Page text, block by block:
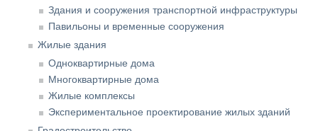
Здания и сооружения транспортной инфраструктуры
Павильоны и временные сооружения
Жилые здания
Одноквартирные дома
Многоквартирные дома
Жилые комплексы
Экспериментальное проектирование жилых зданий